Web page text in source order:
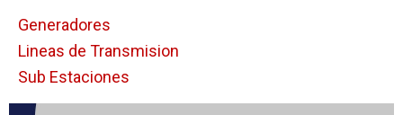
Generadores
Lineas de Transmision
Sub Estaciones